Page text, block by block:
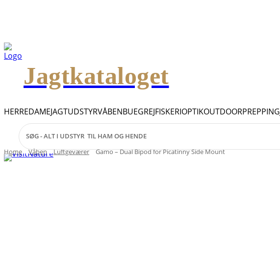
Jagtkataloget
HERREDAMEJAGTUDSTYRVÅBENBUEGREJFISKERIOPTIKOUTDOORPREPPING
Home Våben Luftgeværer Gamo – Dual Bipod for Picatinny Side Mount